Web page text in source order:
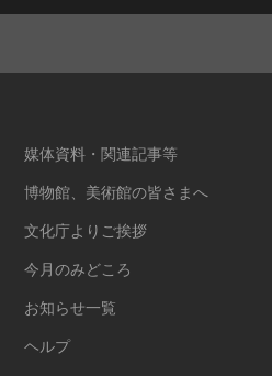
媒体資料・関連記事等
博物館、美術館の皆さまへ
文化庁よりご挨拶
今月のみどころ
お知らせ一覧
ヘルプ